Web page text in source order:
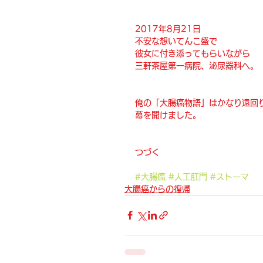
2017年8月21日
不安な想いてんこ盛で
彼女に付き添ってもらいながら
三軒茶屋第一病院、泌尿器科へ。
俺の「大腸癌物語」はかなり遠回
幕を開けました。
つづく
#大腸癌 #人工肛門 #ストーマ
大腸癌からの復帰